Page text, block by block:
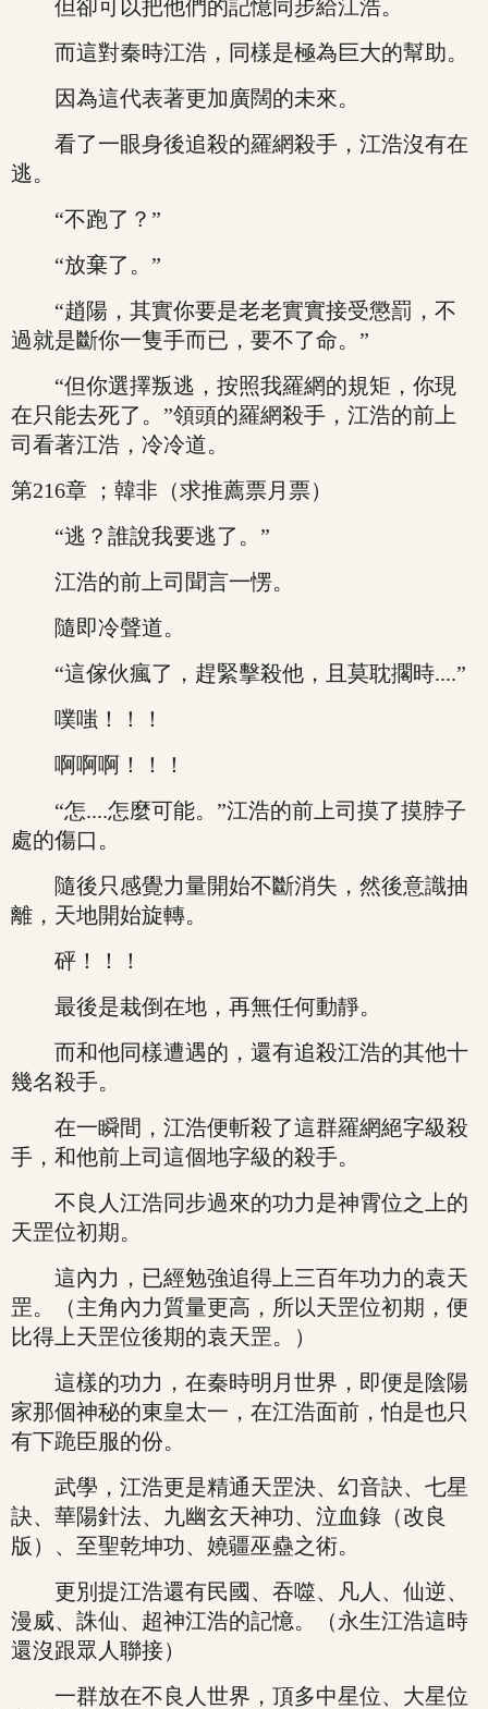
但卻可以把他們的記憶同步給江浩。
而這對秦時江浩，同樣是極為巨大的幫助。
因為這代表著更加廣闊的未來。
看了一眼身後追殺的羅網殺手，江浩沒有在
逃。
“不跑了？”
“放棄了。”
“趙陽，其實你要是老老實實接受懲罰，不
過就是斷你一隻手而已，要不了命。”
“但你選擇叛逃，按照我羅網的規矩，你現
在只能去死了。”領頭的羅網殺手，江浩的前上
司看著江浩，冷冷道。
第216章 ；韓非（求推薦票月票）
“逃？誰說我要逃了。”
江浩的前上司聞言一愣。
隨即冷聲道。
“這傢伙瘋了，趕緊擊殺他，且莫耽擱時....”
噗嗤！！！
啊啊啊！！！
“怎....怎麼可能。”江浩的前上司摸了摸脖子
處的傷口。
隨後只感覺力量開始不斷消失，然後意識抽
離，天地開始旋轉。
砰！！！
最後是栽倒在地，再無任何動靜。
而和他同樣遭遇的，還有追殺江浩的其他十
幾名殺手。
在一瞬間，江浩便斬殺了這群羅網絕字級殺
手，和他前上司這個地字級的殺手。
不良人江浩同步過來的功力是神霄位之上的
天罡位初期。
這內力，已經勉強追得上三百年功力的袁天
罡。（主角內力質量更高，所以天罡位初期，便
比得上天罡位後期的袁天罡。）
這樣的功力，在秦時明月世界，即便是陰陽
家那個神秘的東皇太一，在江浩面前，怕是也只
有下跪臣服的份。
武學，江浩更是精通天罡決、幻音訣、七星
訣、華陽針法、九幽玄天神功、泣血錄（改良
版）、至聖乾坤功、嬈疆巫蠱之術。
更別提江浩還有民國、吞噬、凡人、仙逆、
漫威、誅仙、超神江浩的記憶。（永生江浩這時
還沒跟眾人聯接）
一群放在不良人世界，頂多中星位、大星位